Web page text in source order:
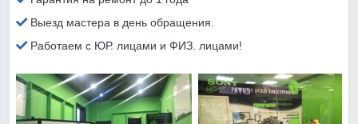
Выезд мастера в день обращения.
Работаем с ЮР. лицами и ФИЗ. лицами!